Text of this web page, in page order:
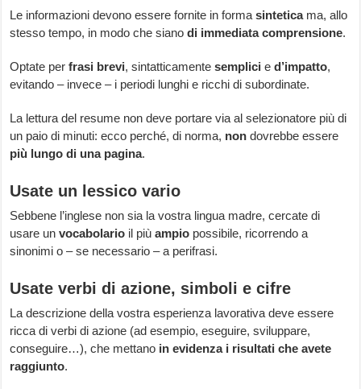
Le informazioni devono essere fornite in formasinteticama, allo
stesso tempo, in modo che sianodi immediata comprensione.
Optate perfrasi brevi, sintatticamentesemplici ed’impatto,
evitando – invece – i periodi lunghi e ricchi di subordinate.
La lettura del resume non deve portare via al selezionatore più di
un paio di minuti: ecco perché, di norma, non dovrebbe essere
più lungo di una pagina.
Usate un lessico vario
Sebbene l’inglese non sia la vostra lingua madre, cercate di
usare un vocabolario il più ampio possibile, ricorrendo a
sinonimi o – se necessario – a perifrasi.
Usate verbi di azione, simboli e cifre
La descrizione della vostra esperienza lavorativa deve essere
ricca di verbi di azione (ad esempio, eseguire, sviluppare,
conseguire…), che mettano in evidenza i risultati che avete
raggiunto.